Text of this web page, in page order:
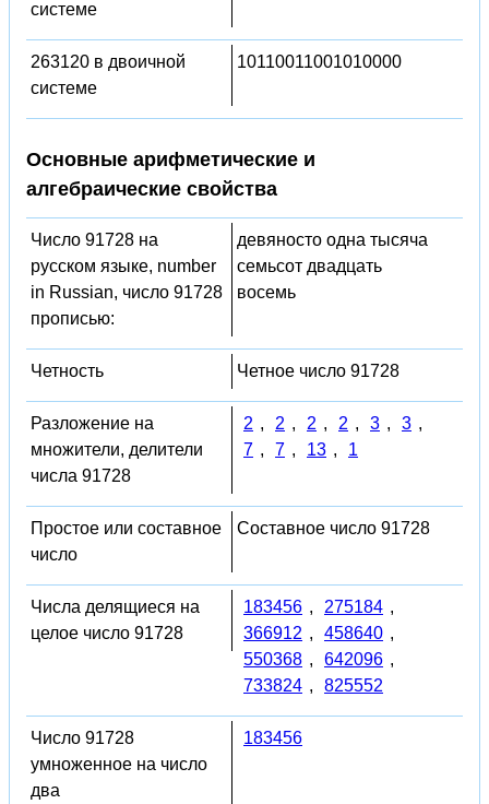
системе
263120 в двоичной
системе
10110011001010000
Основные арифметические и
алгебраические свойства
Число 91728 на
русском языке, number
in Russian, число 91728
прописью:
девяносто одна тысяча
семьсот двадцать
восемь
Четность Четное число 91728
Разложение на
множители, делители
числа 91728
2 , 2 , 2 , 2 , 3 , 3 ,
7 , 7 , 13 , 1
Простое или составное
число
Составное число 91728
Числа делящиеся на
целое число 91728
183456 , 275184 ,
366912 , 458640 ,
550368 , 642096 ,
733824 , 825552
Число 91728
умноженное на число
два
183456